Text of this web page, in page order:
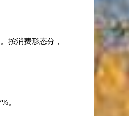
。按消费形态分，
。